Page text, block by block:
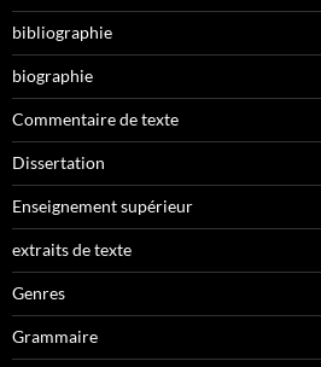
bibliographie
biographie
Commentaire de texte
Dissertation
Enseignement supérieur
extraits de texte
Genres
Grammaire